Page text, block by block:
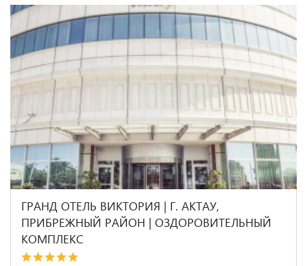
ГРАНД ОТЕЛЬ ВИКТОРИЯ | Г. АКТАУ,
ПРИБРЕЖНЫЙ РАЙОН | ОЗДОРОВИТЕЛЬНЫЙ
КОМПЛЕКС